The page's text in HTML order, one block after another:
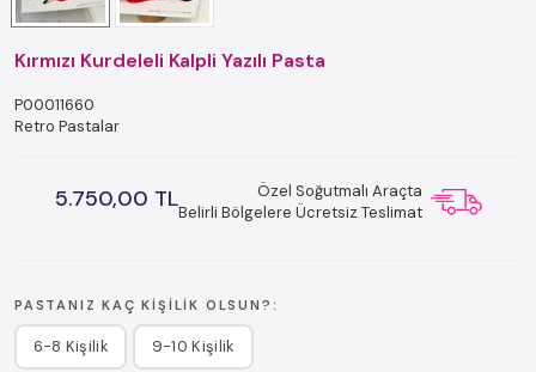
Kırmızı Kurdeleli Kalpli Yazılı Pasta
P00011660
Retro Pastalar
5.750,00 TL
Özel Soğutmalı Araçta
Belirli Bölgelere Ücretsiz Teslimat
PASTANIZ KAÇ KIŞILIK OLSUN?:
6-8 Kişilik 9-10 Kişilik